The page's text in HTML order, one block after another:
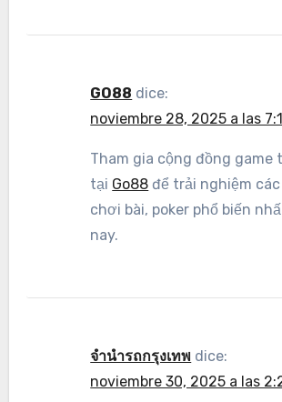
GO88 dice:
noviembre 28, 2025 a las
Tham gia cộng đồng game
tại Go88 để trải nghiệm
chơi bài, poker phổ biến
nay.
จำนำรถกรุงเทพ dice:
noviembre 30, 2025 a las